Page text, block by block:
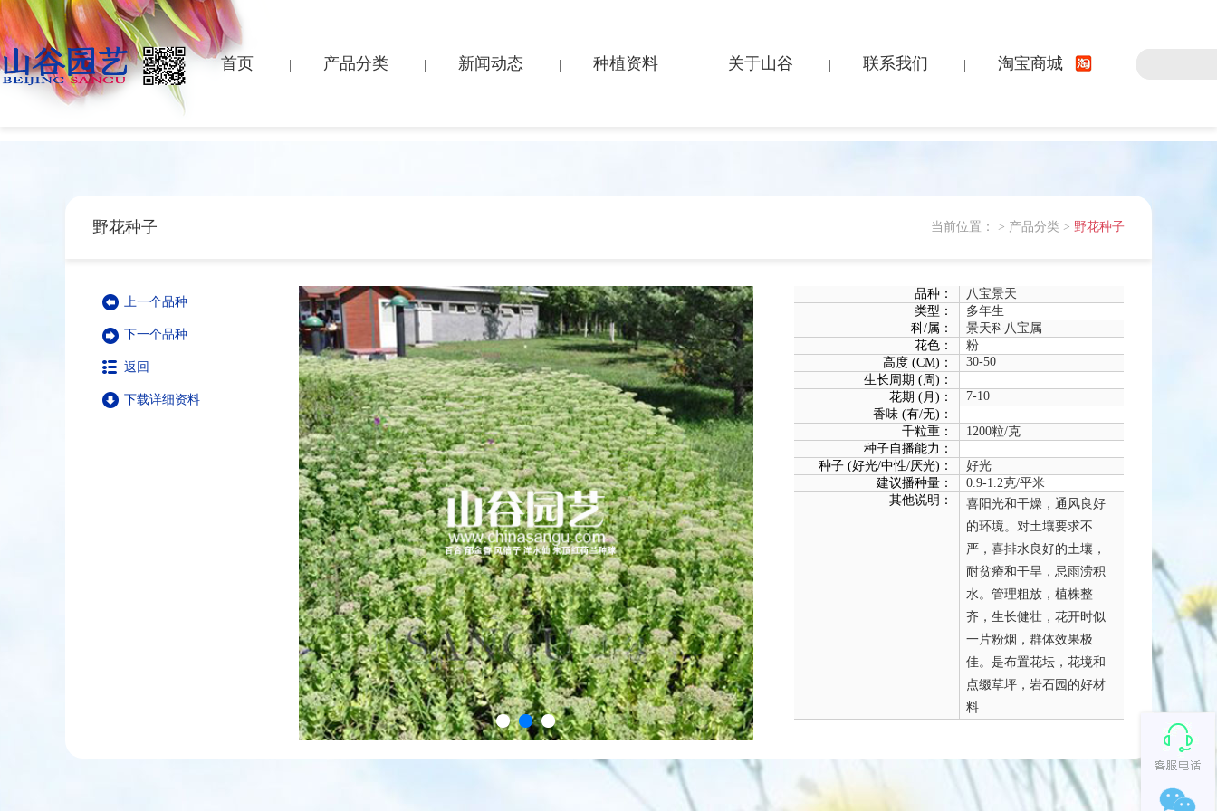
首页 产品分类 新闻动态 种植资料 关于山谷 联系我们 淘宝商城
当前位置： > 产品分类 > 野花种子
野花种子
上一个品种
下一个品种
返回
下载详细资料
品种：
八宝景天
类型：
多年生
科/属：
景天科八宝属
花色：
粉
高度 (CM)：
30-50
生长周期 (周)：
花期 (月)：
7-10
香味 (有/无)：
千粒重：
1200粒/克
种子自播能力：
种子 (好光/中性/厌光)：
好光
建议播种量：
0.9-1.2克/平米
其他说明：
喜阳光和干燥，通风良好
的环境。对土壤要求不
严，喜排水良好的土壤，
耐贫瘠和干旱，忌雨涝积
水。管理粗放，植株整
齐，生长健壮，花开时似
一片粉烟，群体效果极
佳。是布置花坛，花境和
点缀草坪，岩石园的好材
料